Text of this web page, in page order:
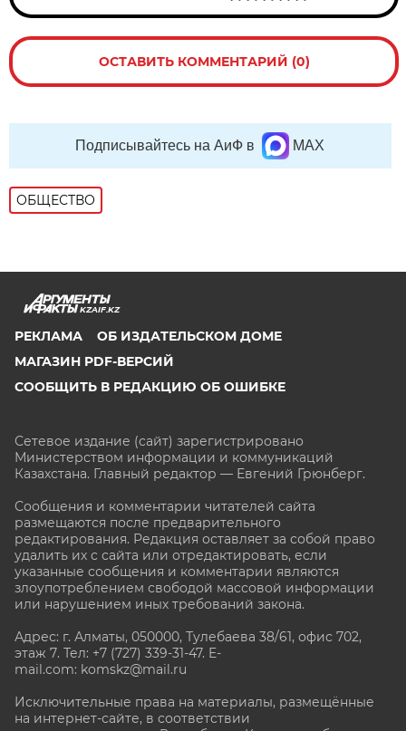
ОСТАВИТЬ КОММЕНТАРИЙ (0)
Подписывайтесь на АиФ в MAX
ОБЩЕСТВО
KZAIF.KZ
РЕКЛАМА
ОБ ИЗДАТЕЛЬСКОМ ДОМЕ
МАГАЗИН PDF-ВЕРСИЙ
СООБЩИТЬ В РЕДАКЦИЮ ОБ ОШИБКЕ
Сетевое издание (сайт) зарегистрировано
Министерством информации и коммуникаций
Казахстана. Главный редактор — Евгений Грюнберг.
Сообщения и комментарии читателей сайта
размещаются после предварительного
редактирования. Редакция оставляет за собой право
удалить их с сайта или отредактировать, если
указанные сообщения и комментарии являются
злоупотреблением свободой массовой информации
или нарушением иных требований закона.
Адрес: г. Алматы, 050000, Тулебаева 38/61, офис 702,
этаж 7. Тел: +7 (727) 339-31-47. E-
mail.com: komskz@mail.ru
Исключительные права на материалы, размещённые
на интернет-сайте, в соответствии